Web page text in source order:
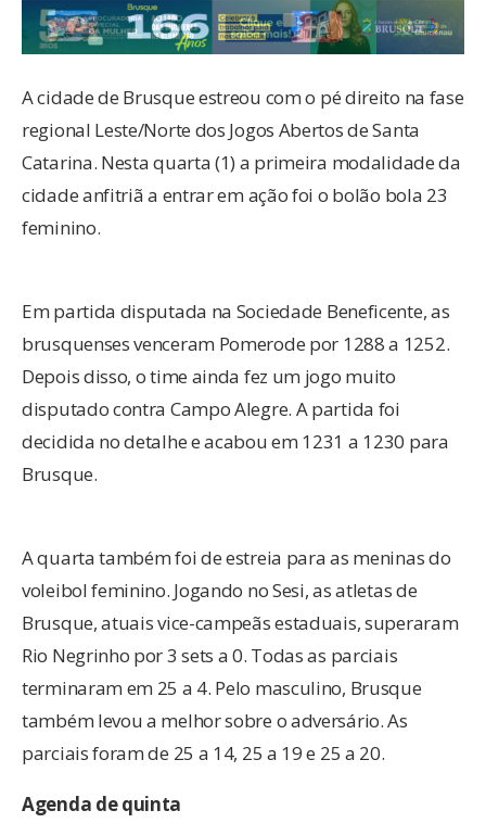
A cidade de Brusque estreou com o pé direito na fase
regional Leste/Norte dos Jogos Abertos de Santa
Catarina. Nesta quarta (1) a primeira modalidade da
cidade anfitriã a entrar em ação foi o bolão bola 23
feminino.
Em partida disputada na Sociedade Beneficente, as
brusquenses venceram Pomerode por 1288 a 1252.
Depois disso, o time ainda fez um jogo muito
disputado contra Campo Alegre. A partida foi
decidida no detalhe e acabou em 1231 a 1230 para
Brusque.
A quarta também foi de estreia para as meninas do
voleibol feminino. Jogando no Sesi, as atletas de
Brusque, atuais vice-campeãs estaduais, superaram
Rio Negrinho por 3 sets a 0. Todas as parciais
terminaram em 25 a 4. Pelo masculino, Brusque
também levou a melhor sobre o adversário. As
parciais foram de 25 a 14, 25 a 19 e 25 a 20.
Agenda de quinta